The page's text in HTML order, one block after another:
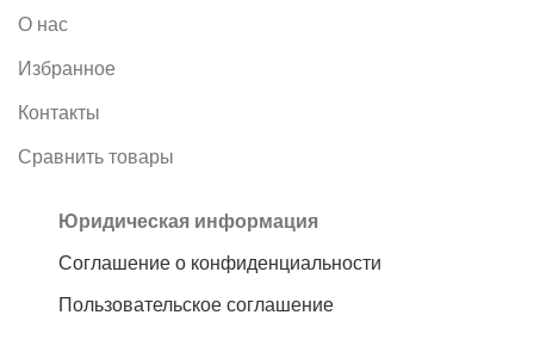
О нас
Избранное
Контакты
Сравнить товары
Юридическая информация
Соглашение о конфиденциальности
Пользовательское соглашение